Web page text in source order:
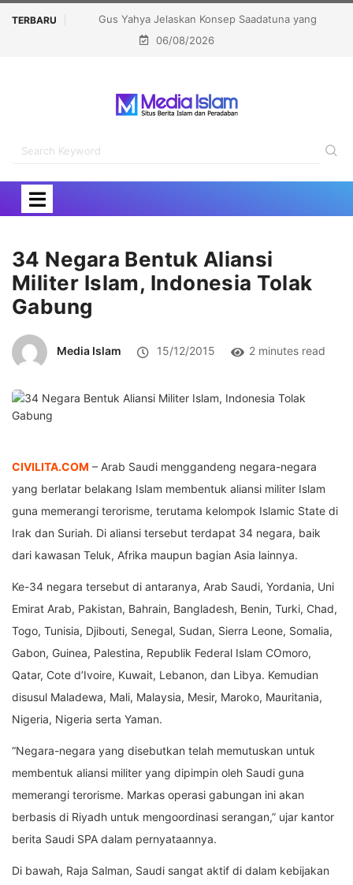
TERBARU
Saadatuna yang
Khutbatul ‘Arsy Darunnajah, Meneguhkan
Pesantren untuk Pencetakan Karakter
06/08/2026
34 Negara Bentuk Aliansi
Militer Islam, Indonesia Tolak
Gabung
Media Islam 15/12/2015 2 minutes read
CIVILITA.COM – Arab Saudi menggandeng negara-negara
yang berlatar belakang Islam membentuk aliansi militer Islam
guna memerangi terorisme, terutama kelompok Islamic State di
Irak dan Suriah. Di aliansi tersebut terdapat 34 negara, baik
dari kawasan Teluk, Afrika maupun bagian Asia lainnya.
Ke-34 negara tersebut di antaranya, Arab Saudi, Yordania, Uni
Emirat Arab, Pakistan, Bahrain, Bangladesh, Benin, Turki, Chad,
Togo, Tunisia, Djibouti, Senegal, Sudan, Sierra Leone, Somalia,
Gabon, Guinea, Palestina, Republik Federal Islam COmoro,
Qatar, Cote d’Ivoire, Kuwait, Lebanon, dan Libya. Kemudian
disusul Maladewa, Mali, Malaysia, Mesir, Maroko, Mauritania,
Nigeria, Nigeria serta Yaman.
“Negara-negara yang disebutkan telah memutuskan untuk
membentuk aliansi militer yang dipimpin oleh Saudi guna
memerangi terorisme. Markas operasi gabungan ini akan
berbasis di Riyadh untuk mengoordinasi serangan,” ujar kantor
berita Saudi SPA dalam pernyataannya.
Di bawah, Raja Salman, Saudi sangat aktif di dalam kebijakan